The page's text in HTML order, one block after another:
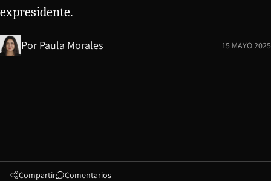
expresidente.
Por Paula Morales 15 MAYO 2025
Compartir Comentarios